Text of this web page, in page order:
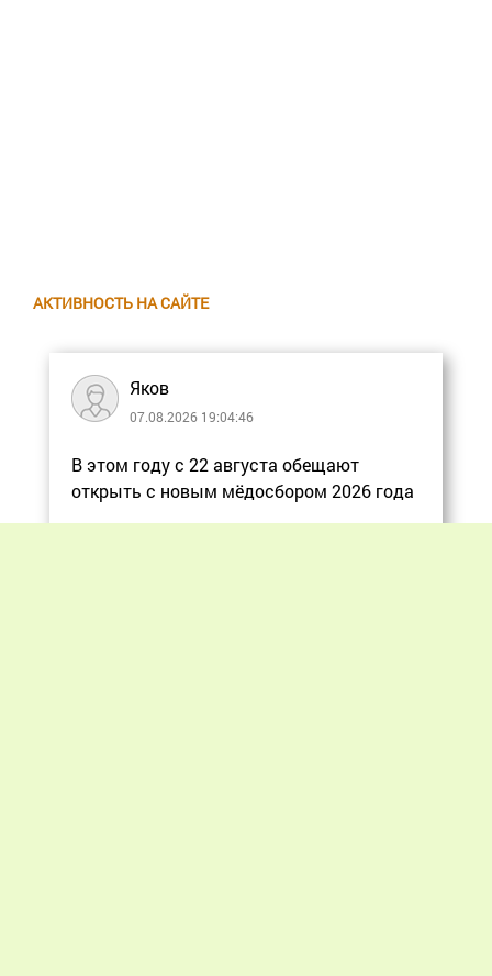
АКТИВНОСТЬ НА САЙТЕ
Яков
07.08.2026 19:04:46
В этом году с 22 августа обещают
открыть с новым мёдосбором 2026 года